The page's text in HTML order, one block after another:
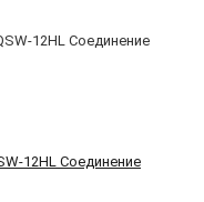
12HL Соединение